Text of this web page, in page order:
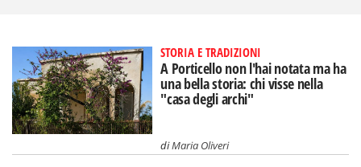
STORIA E TRADIZIONI
A Porticello non l'hai notata ma ha
una bella storia: chi visse nella
"casa degli archi"
diMaria Oliveri